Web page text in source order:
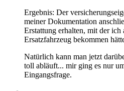
Ergebnis: Der
meiner Dokumentation
Erstattung erhalten, mit der
Ersatzfahrzeug bekommen
Natürlich kann man jetzt
toll abläuft... mir ging es nur
Eingangsfrage.